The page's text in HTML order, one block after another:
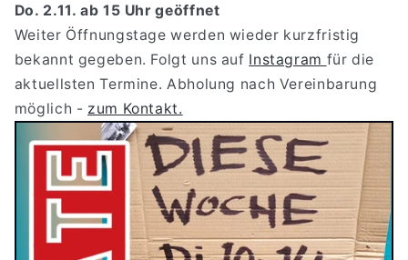
Do. 2.11. ab 15 Uhr geöffnet
Weiter Öffnungstage werden wieder kurzfristig
bekannt gegeben. Folgt uns auf Instagram für die
aktuellsten Termine. Abholung nach Vereinbarung
möglich - zum Kontakt.